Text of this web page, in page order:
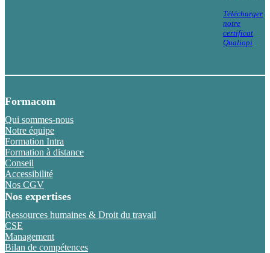
Télécharger
notre
certificat
Qualiopi
Formacom
Qui sommes-nous
Notre équipe
Formation Intra
Formation à distance
Conseil
Accessibilité
Nos CGV
Nos expertises
Ressources humaines & Droit du travail
CSE
Management
Bilan de compétences